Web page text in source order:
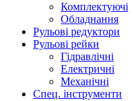
Комплектуючі
Обладнання
Рульові редуктори
Рульові рейки
Гідравлічні
Електричні
Механічні
Спец. інструменти